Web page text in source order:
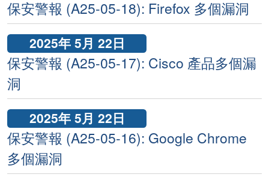
保安警報 (A25-05-18): Firefox 多個漏洞
2025年 5月 22日
保安警報 (A25-05-17): Cisco 產品多個漏
洞
2025年 5月 22日
保安警報 (A25-05-16): Google Chrome
多個漏洞